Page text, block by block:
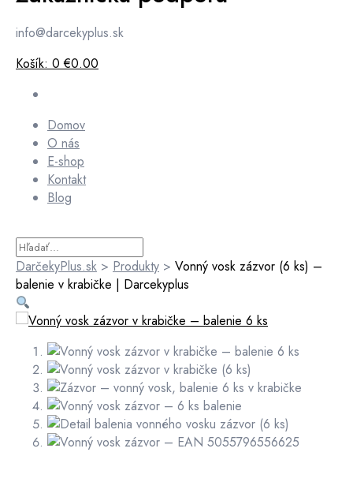
info@darcekyplus.sk
Košík: 0 €0.00
Domov
O nás
E-shop
Kontakt
Blog
DarčekyPlus.sk > Produkty > Vonný vosk zázvor (6 ks) –
balenie v krabičke | Darcekyplus